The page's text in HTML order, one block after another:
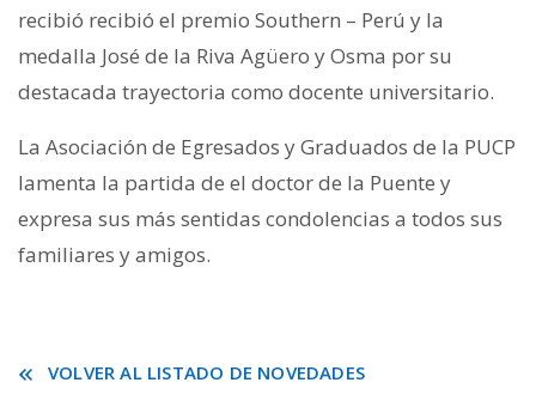
recibió recibió el premio Southern – Perú y la
medalla José de la Riva Agüero y Osma por su
destacada trayectoria como docente universitario.
La Asociación de Egresados y Graduados de la PUCP
lamenta la partida de el doctor de la Puente y
expresa sus más sentidas condolencias a todos sus
familiares y amigos.
VOLVER AL LISTADO DE NOVEDADES